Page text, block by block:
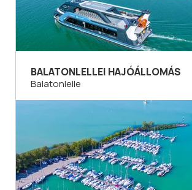
BALATONLELLEI HAJÓÁLLOMÁS
Balatonlelle